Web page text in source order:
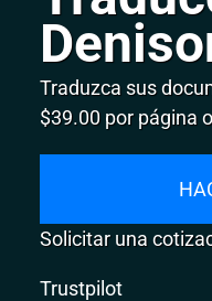
Traduzca sus
$39.00 por página
Solicitar una
Trustpilot